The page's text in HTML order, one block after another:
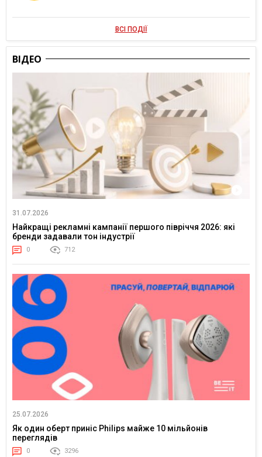
ВСІ ПОДІЇ
ВІДЕО
31.07.2026
Найкращі рекламні кампанії першого півріччя 2026: які
бренди задавали тон індустрії
0 712
25.07.2026
Як один оберт приніс Philips майже 10 мільйонів
переглядів
0 3296